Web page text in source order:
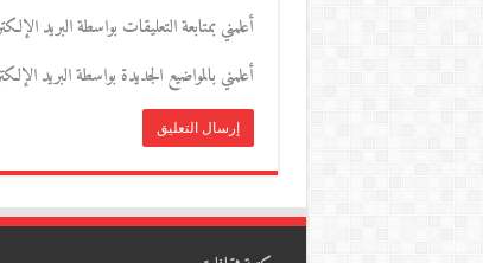
أعلمني بمتابعة التعليقات بواسطة البريد
أعلمني بالمواضيع الجديدة بواسطة البريد